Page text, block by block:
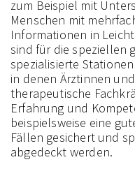
zum Beispiel mit
Menschen mit
Informationen in
sind für die speziellen
spezialisierte
in denen Ärztinnen
therapeutische
Erfahrung und
beispielsweise eine
Fällen gesichert und
abgedeckt werden.